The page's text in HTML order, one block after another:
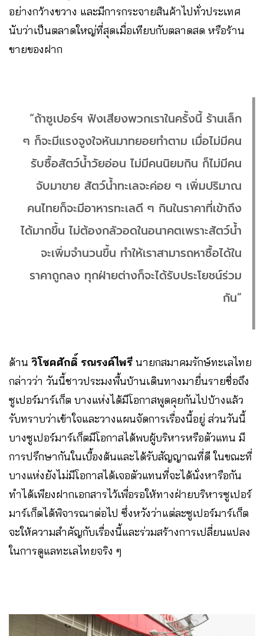
อย่างกว้างขวาง และมีการกระจายสินค้าไปทั่วประเทศ
นับว่าเป็นตลาดใหญ่ที่สุดเมื่อเทียบกับตลาดสด หรือร้าน
ขายของฝาก
“ถ้าซูเปอร์ฯ ฟังเสียงพวกเราในครั้งนี้ ร้านเล็ก
ๆ ก็จะมีแรงจูงใจหันมาทยอยทำตาม เมื่อไม่มีคน
รับซื้อสัตว์น้ำวัยอ่อน ไม่มีคนนิยมกิน ก็ไม่มีคน
จับมาขาย สัตว์น้ำทะเลจะค่อย ๆ เพิ่มปริมาณ
คนไทยก็จะมีอาหารทะเลดี ๆ กินในราคาที่เข้าถึง
ได้มากขึ้น ไม่ต้องกลัวอดในอนาคตเพราะสัตว์น้ำ
จะเพิ่มจำนวนขึ้น ทำให้เราสามารถหาซื้อได้ใน
ราคาถูกลง ทุกฝ่ายต่างก็จะได้รับประโยชน์ร่วม
กัน”
ด้าน วิโชคศักดิ์ รณรงค์ไพรี นายกสมาคมรักษ์ทะเลไทย
กล่าวว่า วันนี้ชาวประมงพื้นบ้านเดินทางมายื่นรายชื่อถึง
ซูเปอร์มาร์เก็ต บางแห่งได้มีโอกาสพูดคุยกันไปบ้างแล้ว
รับทราบว่าเข้าใจและวางแผนจัดการเรื่องนี้อยู่ ส่วนวันนี้
บางซูเปอร์มาร์เก็ตมีโอกาสได้พบผู้บริหารหรือตัวแทน มี
การปรึกษากันในเบื้องต้นและได้รับสัญญาณที่ดี ในขณะที่
บางแห่งยังไม่มีโอกาสได้เจอตัวแทนที่จะได้นั่งหารือกัน
ทำได้เพียงฝากเอกสารไว้เพื่อรอให้ทางฝ่ายบริหารซูเปอร์
มาร์เก็ตได้พิจารณาต่อไป ซึ่งหวังว่าแต่ละซูเปอร์มาร์เก็ต
จะให้ความสำคัญกับเรื่องนี้และร่วมสร้างการเปลี่ยนแปลง
ในการดูแลทะเลไทยจริง ๆ